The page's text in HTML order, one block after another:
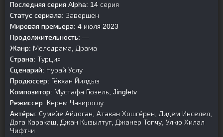
Последняя серия Alpha: 14 серия
Статус сериала: Завершен
Мировая премьера: 4 июля 2023
Продолжительность: —
Жанр: Мелодрама, Драма
Страна: Турция
Сценарий: Нурай Услу
Продюссер: Гёкхан Йилдыз
Композитор: Мустафа Гюзель, Jingletv
Режиссер: Керем Чакироглу
Актёры: Сумейе Айдоган, Атакан Хошгёрен, Дидем Инселел,
Дога Каракаш, Джан Кызылтуг, Джанер Топчу, Улкю Хилал
Чифтчи